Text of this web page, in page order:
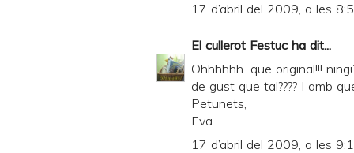
17 d’abril del 2009, a les
El cullerot Festuc ha dit...
Ohhhhhh...que original!!!
de gust que tal???? I amb
Petunets,
Eva.
17 d’abril del 2009, a les